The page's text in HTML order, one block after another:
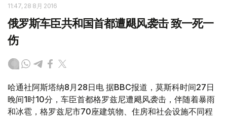
11:47, 28 8月 2016
俄罗斯车臣共和国首都遭飓风袭击 致一死一
伤
哈通社阿斯塔纳8月28日电 据BBC报道，莫斯科时间27日
晚间1时10分，车臣首都格罗兹尼遭飓风袭击，伴随着暴雨
和冰雹，格罗兹尼市70座建筑物、住房和社会设施不同程